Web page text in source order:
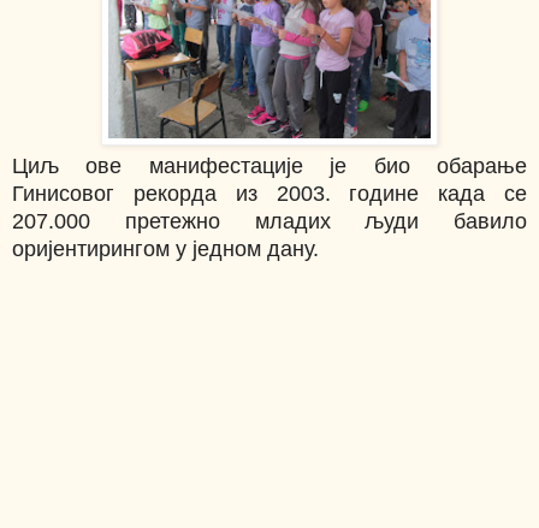
Циљ ове манифестације је био обарање
Гинисовог рекорда из 2003. године када се
207.000 претежно младих људи бавило
оријентирингом у једном дану.